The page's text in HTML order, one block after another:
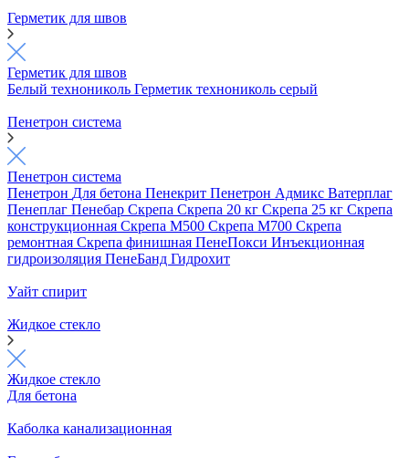
Герметик для швов
Герметик для швов
Белый технониколь Герметик технониколь серый
Пенетрон система
Пенетрон система
Пенетрон Для бетона Пенекрит Пенетрон Адмикс Ватерплаг
Пенеплаг Пенебар Скрепа Скрепа 20 кг Скрепа 25 кг Скрепа
конструкционная Скрепа М500 Скрепа М700 Скрепа
ремонтная Скрепа финишная ПенеПокси Инъекционная
гидроизоляция ПенеБанд Гидрохит
Уайт спирит
Жидкое стекло
Жидкое стекло
Для бетона
Каболка канализационная